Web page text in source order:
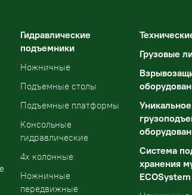
Гидравлические
подъемники
Ножничные
Подъемные столы
Подъемные платформы
Консольные
гидравлические
4х колонные
Ножничные
передвижные
Грузовые
Уникальное
Система
хранения
ECOSystem